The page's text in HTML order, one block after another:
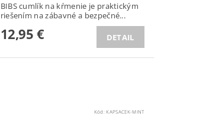
BIBS cumlík na kŕmenie je praktickým
riešením na zábavné a bezpečné...
12,95 € DETAIL
Kód:KAPSACEK-MINT